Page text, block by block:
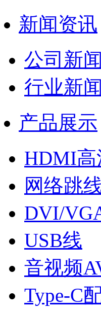
新闻资讯
公司新闻
行业新闻
产品展示
HDMI高
网络跳
DVI/
USB线
音视频
Type-C